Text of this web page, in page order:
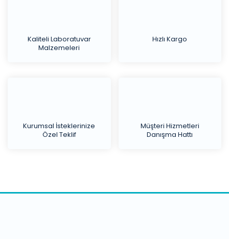
Kaliteli Laboratuvar
Malzemeleri
Hızlı Kargo
Kurumsal İsteklerinize
Özel Teklif
Müşteri Hizmetleri
Danışma Hattı